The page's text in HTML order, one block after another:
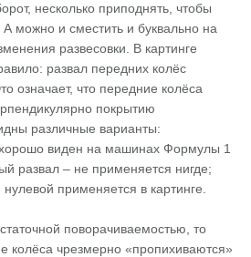
несколько приподнять, чтобы
А можно и сместить и буквально на
развесовки. В картинге
развал передних колёс
означает, что передние колёса
покрытию
различные варианты:
виден на машинах Формулы 1
развал – не применяется нигде;
применяется в картинге.
поворачиваемостью, то
колёса чрезмерно «пропихиваются»